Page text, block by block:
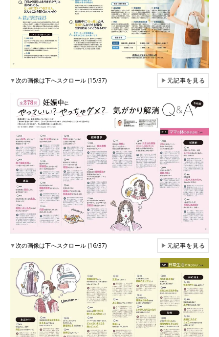
▼次の画像は下へスクロール (15/37) ▶元記事を見る
▼次の画像は下へスクロール (16/37) ▶元記事を見る